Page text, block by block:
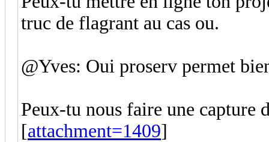
truc de flagrant au cas ou.
@Yves: Oui proserv permet
Peux-tu nous faire une capture
[attachment=1409]